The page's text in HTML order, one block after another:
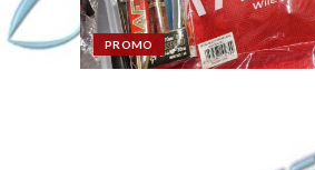
PROMO